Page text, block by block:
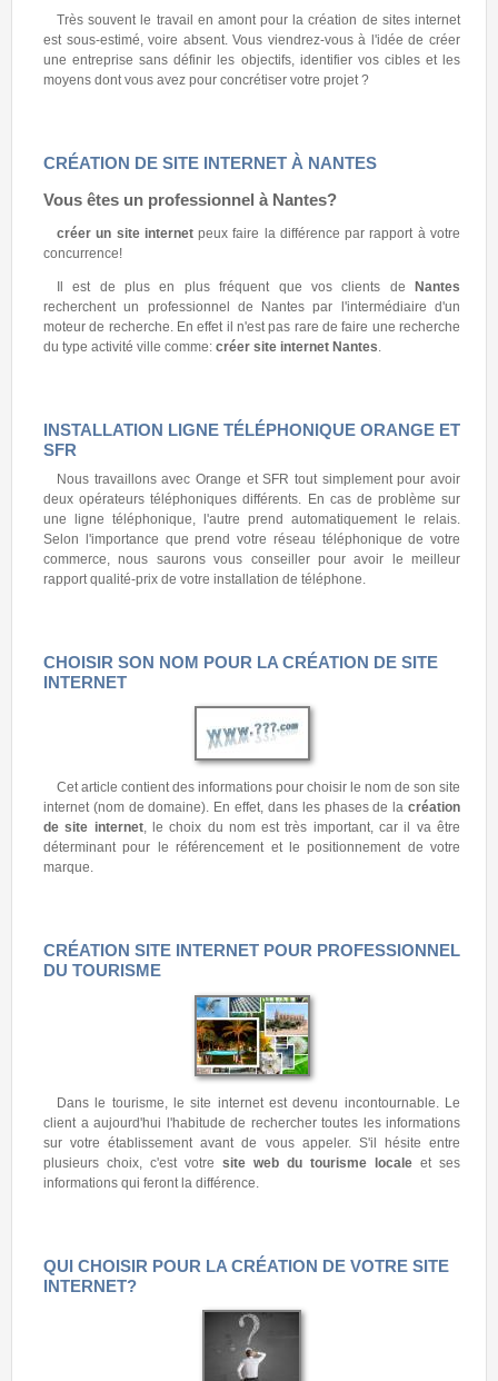
Très souvent le travail en amont pour la création de sites internet
est sous-estimé, voire absent. Vous viendrez-vous à l'idée de créer
une entreprise sans définir les objectifs, identifier vos cibles et les
moyens dont vous avez pour concrétiser votre projet ?
CRÉATION DE SITE INTERNET À NANTES
Vous êtes un professionnel à Nantes?
créer un site internetpeux faire la différence par rapport à votre
concurrence!
Il est de plus en plus fréquent que vos clients de
Nantes
recherchent un professionnel de Nantes par l'intermédiaire d'un
moteur de recherche. En effet il n'est pas rare de faire une recherche
du type activité ville comme: créer site internet Nantes.
INSTALLATION LIGNE TÉLÉPHONIQUE ORANGE ET
SFR
Nous travaillons avec Orange et SFR tout simplement pour avoir
deux opérateurs téléphoniques différents. En cas de problème sur
une ligne téléphonique, l'autre prend automatiquement le relais.
Selon l'importance que prend votre réseau téléphonique de votre
commerce, nous saurons vous conseiller pour avoir le meilleur
rapport qualité-prix de votre installation de téléphone.
CHOISIR SON NOM POUR LA CRÉATION DE SITE
INTERNET
Cet article contient des informations pour choisir le nom de son site
internet (nom de domaine). En effet, dans les phases de la création
de site internet, le choix du nom est très important, car il va être
déterminant pour le référencement et le positionnement de votre
marque.
CRÉATION SITE INTERNET POUR PROFESSIONNEL
DU TOURISME
Dans le tourisme, le site internet est devenu incontournable. Le
client a aujourd'hui l'habitude de rechercher toutes les informations
sur votre établissement avant de vous appeler. S'il hésite entre
plusieurs choix, c'est votre site web du tourisme locale et ses
informations qui feront la différence.
QUI CHOISIR POUR LA CRÉATION DE VOTRE SITE
INTERNET?